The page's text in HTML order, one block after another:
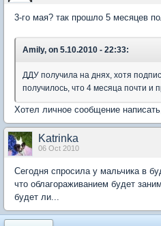
3-го мая? так прошло 5 месяцев
Amily, on 5.10.2010 - 22:33:
ДДУ получила на днях, хотя
получилось, что 4 месяца почти и
Хотел личное сообщение
Katrinka
06 Oct 2010
Сегодня спросила у мальчика в
что облагораживанием будет
будет ли...